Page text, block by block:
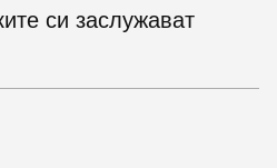
си заслужават